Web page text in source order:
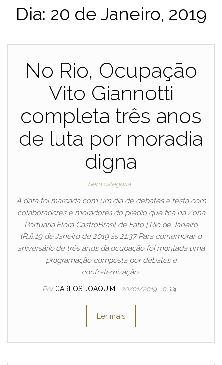
Dia: 20 de Janeiro, 2019
No Rio, Ocupação
Vito Giannotti
completa três anos
de luta por moradia
digna
Sem categoria
A data foi marcada com um dia de debates e festa com
colaboradores e moradores do prédio que fica na Zona
Portuária Flora CastroBrasil de Fato | Rio de Janeiro
(RJ),19 de Janeiro de 2019 às 21:37 Para comemorar o
aniversário de três anos da ocupação foi montada uma
programação composta por debates e
confraternização…
Por CARLOS JOAQUIM 20/01/2019 0
Ler mais